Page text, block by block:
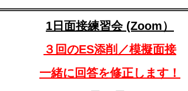
1日面接練習会 (Zoom）
３回のES添削／模擬面接
一緒に回答を修正します！